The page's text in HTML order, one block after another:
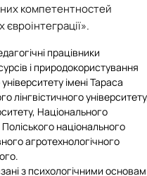
мов
підтримка
вчених
пам'ятки
комплекс, лісове і
ветеринарна
України
НТЗ
НУБіП України
НУБіП України (English)
науково-
та організації
технічних заходів
послуг
та працівники
України
і професори НУБіП України
кур'єр
університету
особа з питань запобігання
антикорупційного
України
правові акти
акти НУБіП України
НАЗК
НАЗК
компетентностей
.
працівники
і природокористування
імені Тараса
лінгвістичного
Національного
національного
агротехнологічного
з психологічними